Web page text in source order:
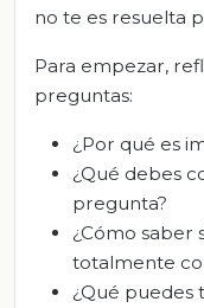
no te es resuelta
Para empezar,
preguntas:
¿Por qué es
¿Qué debes
pregunta?
¿Cómo saber
totalmente
¿Qué puedes